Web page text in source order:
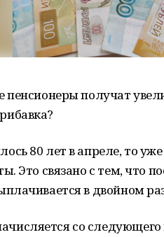
пенсионеры получат
80 лет в апреле, то
Это связано с тем, что
в двойном
со